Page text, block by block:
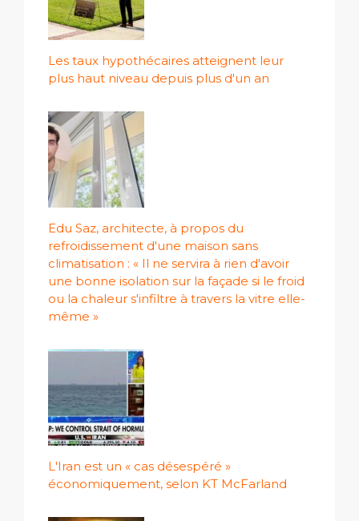
Les taux hypothécaires atteignent leur
plus haut niveau depuis plus d'un an
Edu Saz, architecte, à propos du
refroidissement d'une maison sans
climatisation : « Il ne servira à rien d'avoir
une bonne isolation sur la façade si le froid
ou la chaleur s'infiltre à travers la vitre elle-
même »
L'Iran est un « cas désespéré »
économiquement, selon KT McFarland